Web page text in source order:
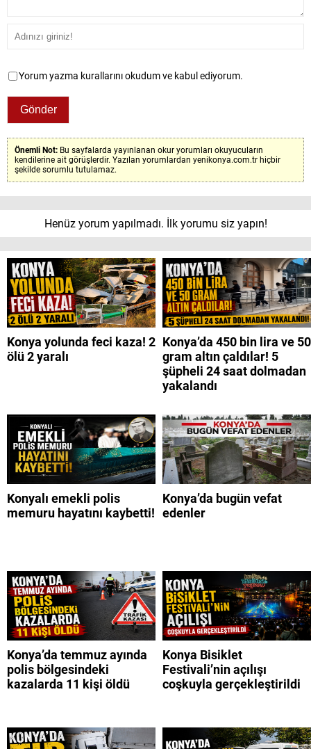
Yorum yazma kurallarını okudum ve kabul ediyorum.
Önemli Not: Bu sayfalarda yayınlanan okur yorumları okuyucuların
kendilerine ait görüşlerdir. Yazılan yorumlardan yenikonya.com.tr hiçbir
şekilde sorumlu tutulamaz.
Henüz yorum yapılmadı. İlk yorumu siz yapın!
Konya yolunda feci kaza! 2
ölü 2 yaralı
Konya’da 450 bin lira ve 50
gram altın çaldılar! 5
şüpheli 24 saat dolmadan
yakalandı
Konyalı emekli polis
memuru hayatını kaybetti!
Konya’da bugün vefat
edenler
Konya’da temmuz ayında
polis bölgesindeki
kazalarda 11 kişi öldü
Konya Bisiklet
Festivali’nin açılışı
coşkuyla gerçekleştirildi